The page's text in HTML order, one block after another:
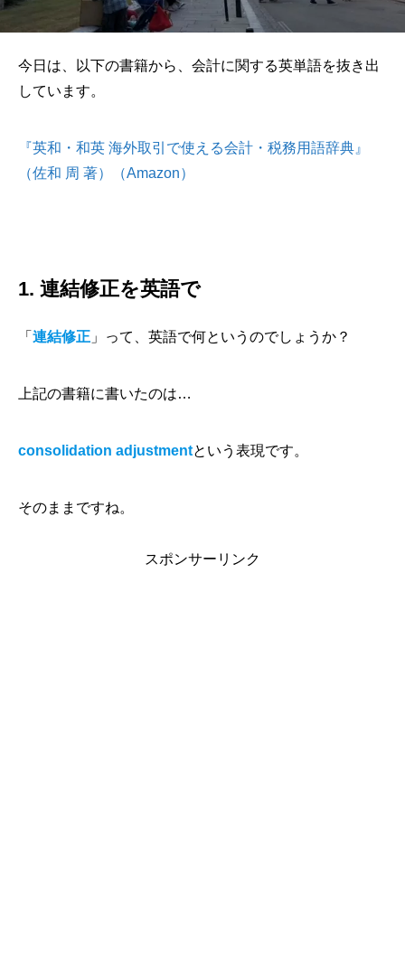
今日は、以下の書籍から、会計に関する英単語を抜き出
しています。
『英和・和英 海外取引で使える会計・税務用語辞典』
（佐和 周 著）（Amazon）
1. 連結修正を英語で
「 連結修正 」って、英語で何というのでしょうか？
上記の書籍に書いたのは…
consolidation adjustmentという表現です。
そのままですね。
スポンサーリンク